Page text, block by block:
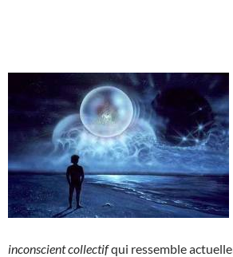
inconscient collectifqui ressemble